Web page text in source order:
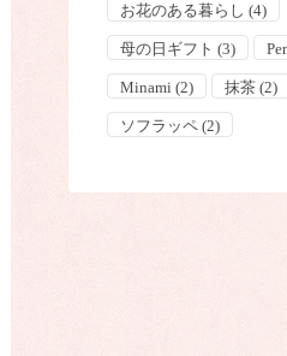
お花のある暮らし (4)
母の日ギフト (3)
Minami (2) 抹茶 (2)
ソフラッペ (2)